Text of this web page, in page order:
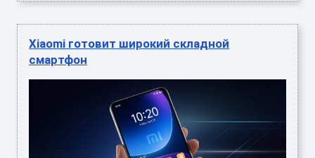
Xiaomi готовит широкий складной
смартфон